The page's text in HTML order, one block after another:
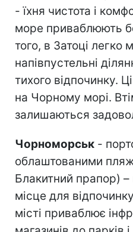
- їхня чистота і
море приваблюють
того, в Затоці легко
напівпустельні
тихого відпочинку.
на Чорному морі.
залишаються
Чорноморськ -
облаштованими
Блакитний прапор)
місце для
місті приваблює